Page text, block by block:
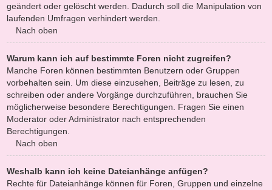
geändert oder gelöscht werden. Dadurch soll die Manipulation von
laufenden Umfragen verhindert werden.
Nach oben
Warum kann ich auf bestimmte Foren nicht zugreifen?
Manche Foren können bestimmten Benutzern oder Gruppen
vorbehalten sein. Um diese einzusehen, Beiträge zu lesen, zu
schreiben oder andere Vorgänge durchzuführen, brauchen Sie
möglicherweise besondere Berechtigungen. Fragen Sie einen
Moderator oder Administrator nach entsprechenden
Berechtigungen.
Nach oben
Weshalb kann ich keine Dateianhänge anfügen?
Rechte für Dateianhänge können für Foren, Gruppen und einzelne